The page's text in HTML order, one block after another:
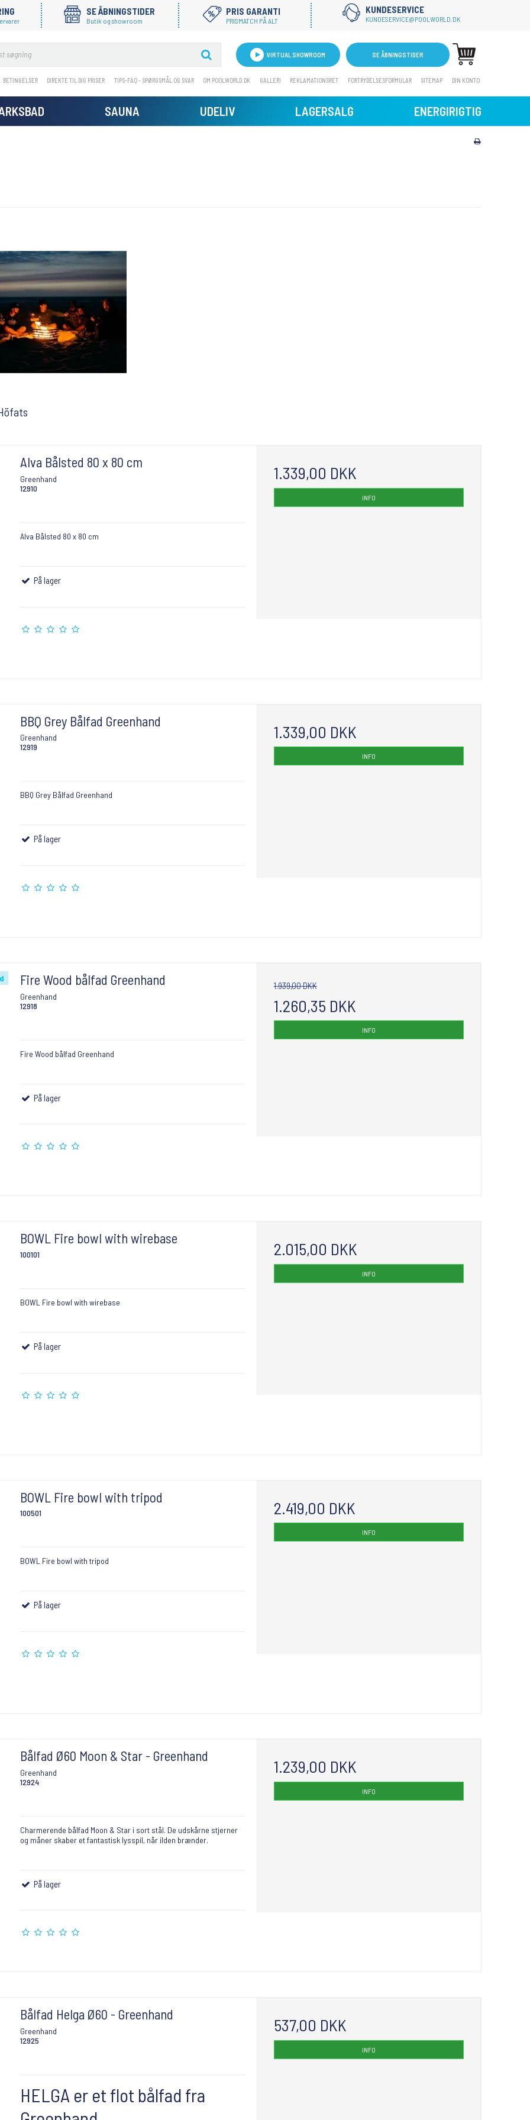
SE ÅBNINGSTIDER
Butik og showroom
PRIS GARANTI
PRISMATCH PÅ ALT
KUNDESERVICE
KUNDESERVICE@POOLWORLD.DK
VIRTUAL SHOWROOM SE ÅBNINGSTIDER
BETINGELSER DIREKTE TIL DIG PRISER TIPS-FAQ - SPØRGSMÅL OG SVAR OM POOLWORLD.DK GALLERI REKLAMATIONSRET FORTRYDELSESFORMULAR SITEMAP DIN KONTO
SAUNA UDELIV LAGERSALG ENERGIRIGTIG
Alva Bålsted 80 x 80 cm
Greenhand
12910
Alva Bålsted 80 x 80 cm
På lager
1.339,00 DKK
INFO
BBQ Grey Bålfad Greenhand
Greenhand
12919
BBQ Grey Bålfad Greenhand
På lager
1.339,00 DKK
INFO
Fire Wood bålfad Greenhand
Greenhand
12918
Fire Wood bålfad Greenhand
På lager
1.939,00 DKK
1.260,35 DKK
INFO
BOWL Fire bowl with wirebase
100101
BOWL Fire bowl with wirebase
På lager
2.015,00 DKK
INFO
BOWL Fire bowl with tripod
100501
BOWL Fire bowl with tripod
På lager
2.419,00 DKK
INFO
Bålfad Ø60 Moon & Star - Greenhand
Greenhand
12924
Charmerende bålfad Moon & Star i sort stål. De udskårne stjerner
og måner skaber et fantastisk lysspil, når ilden brænder.
På lager
1.239,00 DKK
INFO
Bålfad Helga Ø60 - Greenhand
Greenhand
12925
HELGA er et flot bålfad fra
537,00 DKK
INFO